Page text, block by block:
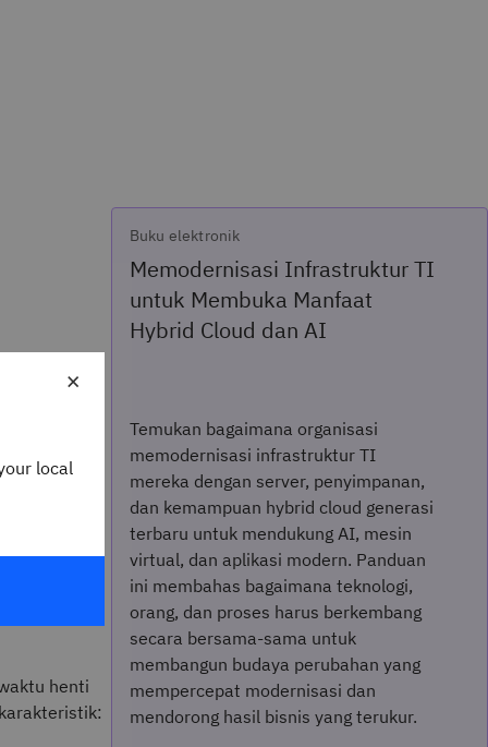
henti
Buku elektronik
Memodernisasi Infrastruktur TI
untuk Membuka Manfaat
Hybrid Cloud dan AI
Temukan bagaimana organisasi
memodernisasi infrastruktur TI
mereka dengan server, penyimpanan,
dan kemampuan hybrid cloud generasi
terbaru untuk mendukung AI, mesin
virtual, dan aplikasi modern. Panduan
ini membahas bagaimana teknologi,
orang, dan proses harus berkembang
secara bersama-sama untuk
membangun budaya perubahan yang
mempercepat modernisasi dan
mendorong hasil bisnis yang terukur.
×
local